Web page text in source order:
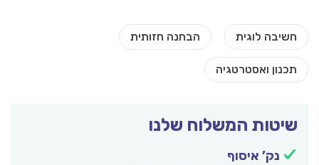
שיטות המשלוח שלנו
נק’ איסוף